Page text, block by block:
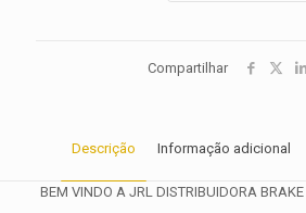
Compartilhar
Descrição Informação adicional
BEM VINDO A JRL DISTRIBUIDORA BRAKE